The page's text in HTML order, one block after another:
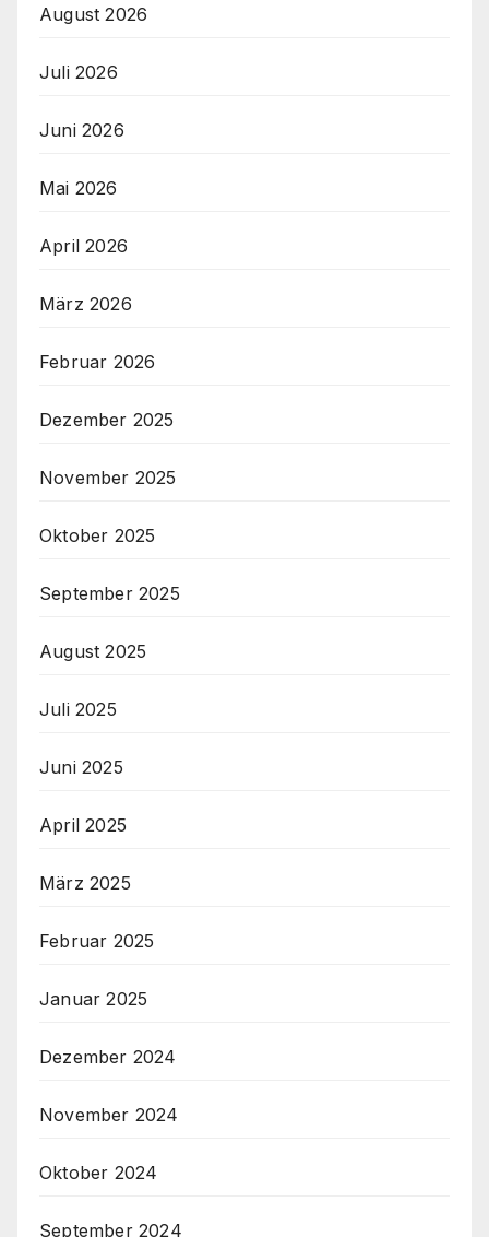
August 2026
Juli 2026
Juni 2026
Mai 2026
April 2026
März 2026
Februar 2026
Dezember 2025
November 2025
Oktober 2025
September 2025
August 2025
Juli 2025
Juni 2025
April 2025
März 2025
Februar 2025
Januar 2025
Dezember 2024
November 2024
Oktober 2024
September 2024